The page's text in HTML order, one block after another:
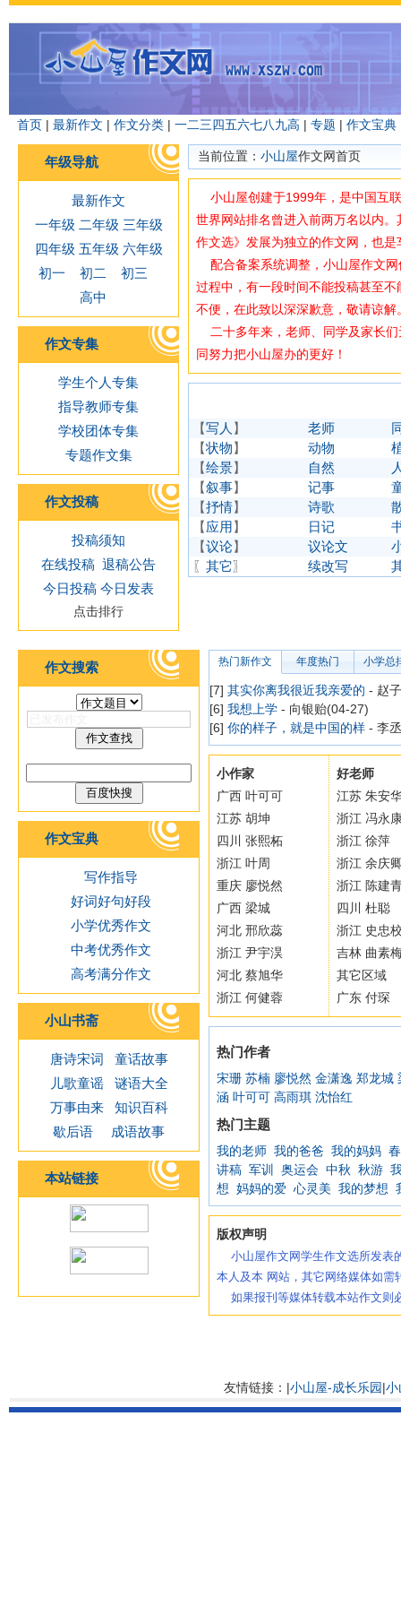
首页 | 最新作文 | 作文分类 | 一二三四五六七八九高 | 专题 | 作文宝典
年级导航
最新作文
一年级 二年级 三年级
四年级 五年级 六年级
初一
初二
初三
高中
作文专集
学生个人专集
指导教师专集
学校团体专集
专题作文集
作文投稿
投稿须知
在线投稿 退稿公告
今日投稿 今日发表
点击排行
当前位置： 小山屋作文网首页
小山屋创建于1999年，是中国互
世界网站排名曾进入前两万名以内
作文选》发展为独立的作文网，也
配合备案系统调整，小山屋作文网
过程中，有一段时间不能投稿甚至
不便，在此致以深深歉意，敬请谅解
二十多年来，老师、同学及家长们
同努力把小山屋办的更好！
【写人 】 老师
【状物】 动物
【绘景】 自然
【叙事】 记事
【抒情】 诗歌
【应用】 日记
【议论】 议论文
〖 其它〗 续改写
作文搜索
作文宝典
写作指导
好词好句好段
小学优秀作文
中考优秀作文
高考满分作文
小山书斋
唐诗宋词
童话故事
儿歌童谣
谜语大全
万事由来
知识百科
歇后语
成语故事
本站链接
热门新作文 年度热门 小学总
[7] 其实你离我很近我亲爱的 - 赵
[6] 我想上学 - 向银贻(04-27)
[6] 你的样子，就是中国的样 - 李
小作家
广西 叶可可
江苏 胡坤
四川 张熙柘
浙江 叶周
重庆 廖悦然
广西 梁城
河北 邢欣蕊
浙江 尹宇淏
河北 蔡旭华
浙江 何健蓉
好老师
江苏 朱安
浙江 冯永
浙江 徐萍
浙江 余庆
浙江 陈建
四川 杜聪
浙江 史忠
吉林 曲素
其它区域
广东 付琛
热门作者
宋珊 苏楠 廖悦然 金潇逸 郑龙城
涵 叶可可 高雨琪 沈怡红
热门主题
我的老师 我的爸爸 我的妈妈
讲稿 军训 奥运会 中秋 秋游
想 妈妈的爱 心灵美 我的梦想
版权声明
小山屋作文网学生作文选所发表
本人及本 网站，其它网络媒体如需
如果报刊等媒体转载本站作文则
友情链接：|小山屋-成长乐园|小